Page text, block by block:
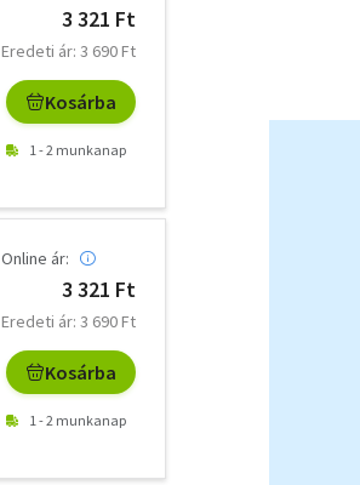
3 321 Ft
Eredeti ár: 3 690 Ft
Kosárba
1 - 2 munkanap
Online ár:
3 321 Ft
Eredeti ár: 3 690 Ft
Kosárba
1 - 2 munkanap